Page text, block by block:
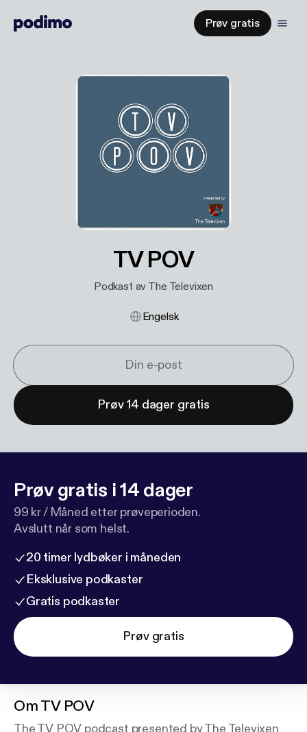
Prøv gratis
TV POV
Podkast av The Televixen
Engelsk
Prøv 14 dager gratis
Prøv gratis i 14 dager
99 kr / Måned etter prøveperioden.
Avslutt når som helst.
20 timer lydbøker i måneden
Eksklusive podkaster
Gratis podkaster
Prøv gratis
OmTV POV